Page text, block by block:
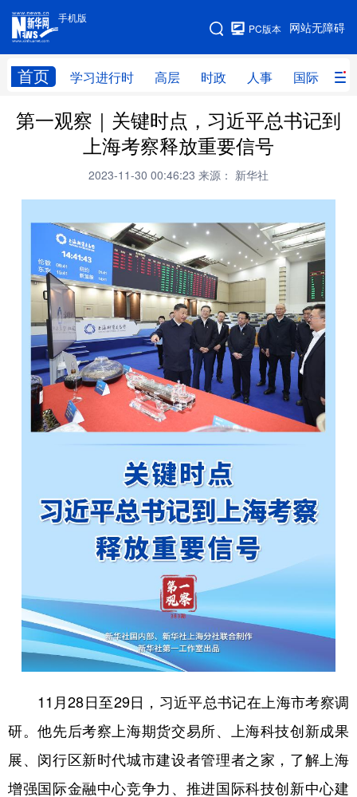
手机版
网站无障碍
PC版本
首页 学习进行时 高层 时政 人事 国际 财
手机版
网站地图
学习进行时 高层 时政 人事
财经 网评
科技 科创 量子 体育
文化 书画 军事
访谈 视频 图片 政务
法律 中央文件 金融 汽车
食品 人居 信息化 数字经济
学术中国 乡村振兴 银龄 溯源中国
城市 能源 会展
一带一路 亚太网
文化产业
北京 河北 山西
辽宁 吉林 上海
广西 海南
四川 贵州 云南 西藏
第一观察｜关键时点，习近平总书记到
上海考察释放重要信号
2023-11-30 00:46:23 来源： 新华社
11月28日至29日，习近平总书记在上海市考察调
研。他先后考察上海期货交易所、上海科技创新成果
展、闵行区新时代城市建设者管理者之家，了解上海
增强国际金融中心竞争力、推进国际科技创新中心建